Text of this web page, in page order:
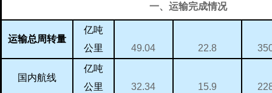
一、运输完成情况
运输总周转量
亿吨
公里
49.04 22.8
国内航线
亿吨
公里
32.34 15.9